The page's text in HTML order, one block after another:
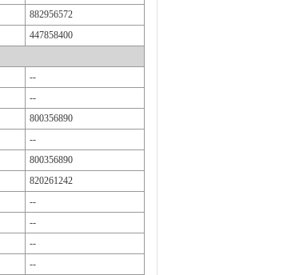
882956572
447858400
--
--
800356890
--
800356890
820261242
--
--
--
--